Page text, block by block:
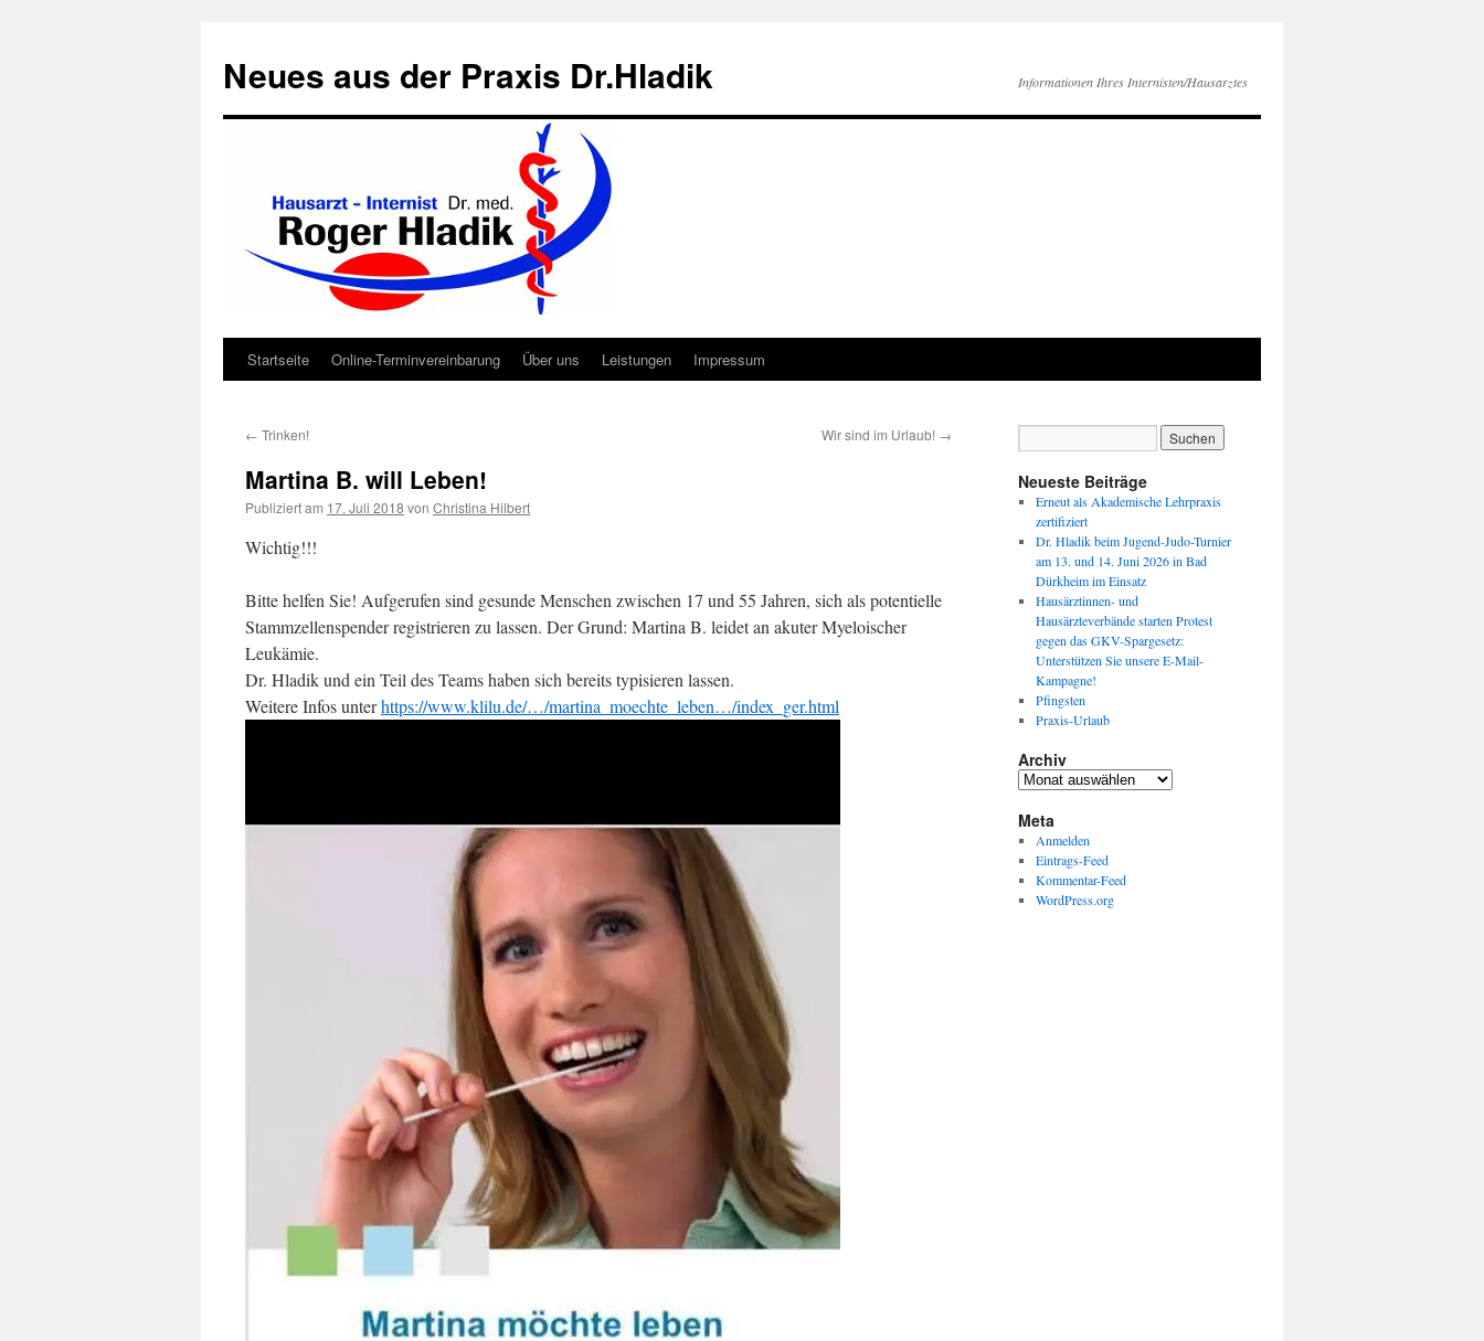
Neues aus der Praxis Dr.Hladik Informationen Ihres Internisten/Hausarztes
Zum
springen
Startseite Online-Terminvereinbarung Über uns Leistungen Impressum
← Trinken! Wir sind im Urlaub! →
Martina B. will Leben!
Publiziert am 17. Juli 2018 von Christina Hilbert
Wichtig!!!
Bitte helfen Sie! Aufgerufen sind gesunde Menschen zwischen 17 und 55 Jahren, sich als potentielle
Stammzellenspender registrieren zu lassen. Der Grund: Martina B. leidet an akuter Myeloischer
Leukämie.
Dr. Hladik und ein Teil des Teams haben sich bereits typisieren lassen.
Weitere Infos unterhttps://www.klilu.de/…/martina_moechte_leben…/index_ger.html
Neueste Beiträge
Erneut als Akademische Lehrpraxis
zertifiziert
Dr. Hladik beim Jugend-Judo-Turnier
am 13. und 14. Juni 2026 in Bad
Dürkheim im Einsatz
Hausärztinnen- und
Hausärzteverbände starten Protest
gegen das GKV-Spargesetz:
Unterstützen Sie unsere E-Mail-
Kampagne!
Pfingsten
Praxis-Urlaub
Archiv
Archiv
Meta
Anmelden
Eintrags-Feed
Kommentar-Feed
WordPress.org